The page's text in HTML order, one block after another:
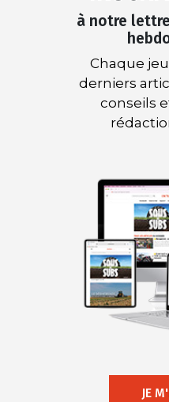
à notre
Chaque
derniers
conseils
JE